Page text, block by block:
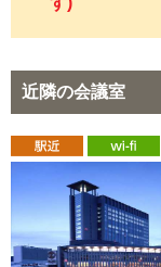
近隣の会議室